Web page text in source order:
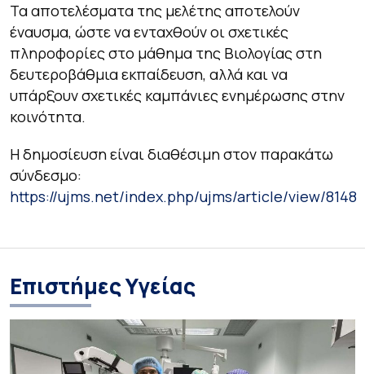
Τα αποτελέσματα της μελέτης αποτελούν
έναυσμα, ώστε να ενταχθούν οι σχετικές
πληροφορίες στο μάθημα της Βιολογίας στη
δευτεροβάθμια εκπαίδευση, αλλά και να
υπάρξουν σχετικές καμπάνιες ενημέρωσης στην
κοινότητα.
Η δημοσίευση είναι διαθέσιμη στον παρακάτω
σύνδεσμο:
https://ujms.net/index.php/ujms/article/view/8148
Επιστήμες Υγείας